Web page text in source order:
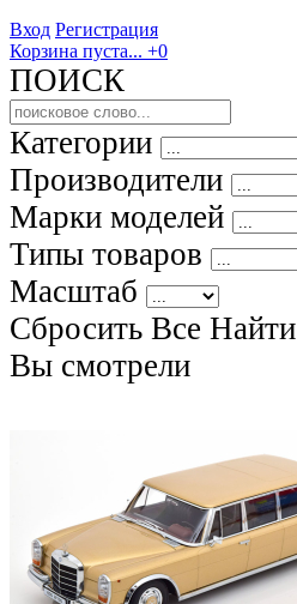
Вход Регистрация
Корзина пуста... +0
ПОИСК
Категории
Производители
Марки моделей
Типы товаров
Масштаб
Сбросить Все Найти
Вы смотрели